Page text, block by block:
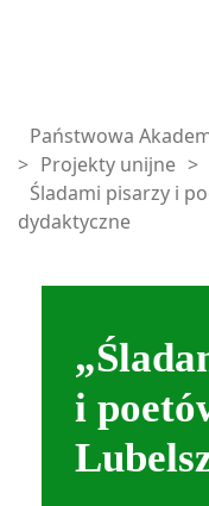
Państwowa
> Projekty unijne >
Śladami pisarzy i
dydaktyczne
i